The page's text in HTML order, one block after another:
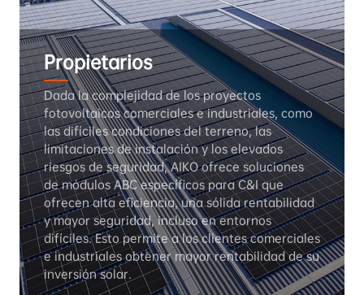
Propietarios
Dada la complejidad de los proyectos
fotovoltaicos comerciales e industriales, como
las difíciles condiciones del terreno, las
limitaciones de instalación y los elevados
riesgos de seguridad, AIKO ofrece soluciones
de módulos ABC específicos para C&I que
ofrecen alta eficiencia, una sólida rentabilidad
y mayor seguridad, incluso en entornos
difíciles. Esto permite a los clientes comerciales
e industriales obtener mayor rentabilidad de su
inversión solar.